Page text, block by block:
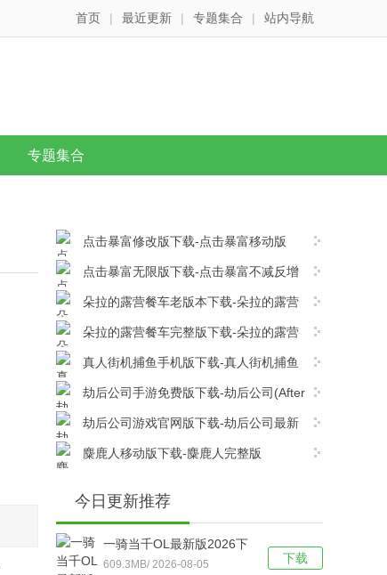
首页 | 最近更新 | 专题集合 | 站内导航
专题集合
点击暴富修改版下载-点击暴富移动版
v3.31安卓版下载
点击暴富无限版下载-点击暴富不减反增
版v3.31安卓版下载
朵拉的露营餐车老版本下载-朵拉的露营
餐车移动版 v1.0.9安卓版下载
朵拉的露营餐车完整版下载-朵拉的露营
餐车移动版v1.2.1android版下载
真人街机捕鱼手机版下载-真人街机捕鱼
官方版v1.0.40安卓版下载
劫后公司手游免费版下载-劫后公司(After
Inc)移动版v1.12.1安卓版下载
劫后公司游戏官网版下载-劫后公司最新
移动版v1.12.1安卓版下载
麋鹿人移动版下载-麋鹿人完整版
今日更新推荐
下载
一骑当千OL最新版2026下
载-新版一骑当千OL游戏
609.3MB/ 2026-08-05